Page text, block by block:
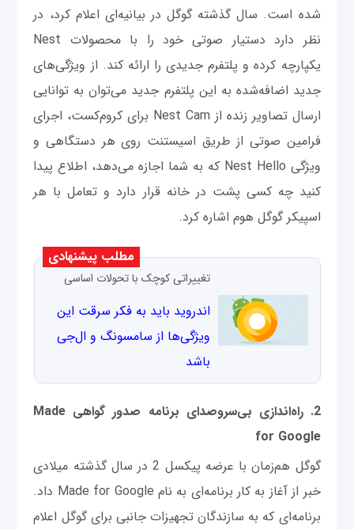
شده است. سال گذشته گوگل در بیانیه‌ای اعلام کرد، در
نظر دارد دستیار صوتی خود را با محصولات Nest
یکپارچه کرده و پلتفرم جدیدی را ارائه کند. از ویژگی‌های
جدید اضافه‌شده به این پلتفرم جدید می‌توان به توانایی
ارسال تصاویر زنده از Nest Cam برای کروم‌کست، اجرای
فرامین صوتی از طریق اسیستنت روی هر دستگاهی و
ویژگی Nest Hello که به شما اجازه می‌دهد، اطلاع پیدا
کنید چه کسی پشت در خانه قرار دارد و تعامل با هر
اسپیکر گوگل هوم اشاره کرد.
مطلب پیشنهادی
تغییراتی کوچک با تحولات اساسی
اندروید باید به‌ فکر سرقت این
ویژگی‌ها از سامسونگ و ال‌جی
باشد
2. راه‌اندازی بی‌سروصدای برنامه صدور گواهی‌ Made
for Google
گوگل هم‌زمان با عرضه پیکسل 2 در سال گذشته میلادی
خبر از آغاز به کار برنامه‌ای به نام Made for Google داد.
برنامه‌ای که به سازندگان تجهیزات جانبی برای گوگل اعلام